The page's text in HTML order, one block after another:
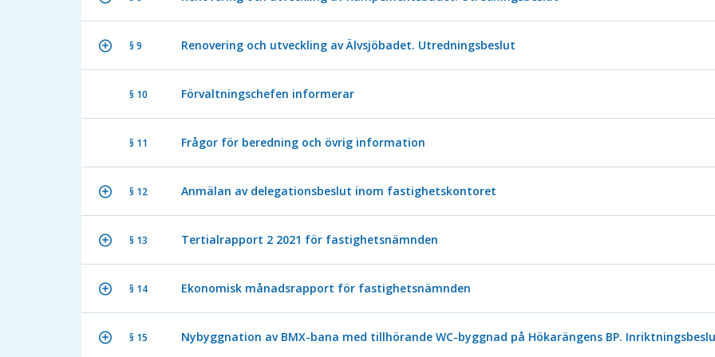
§ 9 Renovering och utveckling av Älvsjöbadet. Utredningsbeslut
§ 10 Förvaltningschefen informerar
§ 11 Frågor för beredning och övrig information
§ 12 Anmälan av delegationsbeslut inom fastighetskontoret
§ 13 Tertialrapport 2 2021 för fastighetsnämnden
§ 14 Ekonomisk månadsrapport för fastighetsnämnden
§ 15 Nybyggnation av BMX-bana med tillhörande WC-byggnad på Hökarängens BP.